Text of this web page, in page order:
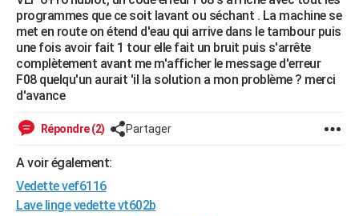
BRICOLAGE
Forum
Aménagement intérieur
Extérieur
Cuisine
Salle de bains
Jardinage
Rangement
WEEK-END
Guides de France
Escapades
Patrimoine
Expositions
Musées
Week-end nature
+LIFESTYLE
Art de vivre
Bien-être
Loisirs
Mode
Modes de vie
SANTE
Alimentation
Guide de la santé
Maladies
Médicaments
Sommeil
VOYAGE
Destinations
City break
Voyage nature
Voyage de noces
Forum
Climat
+PHOTO
GUIDES D'ACHAT
programmes que ce soit lavant ou séchant . La machine se
met en route on étend d'eau qui arrive dans le tambour puis
une fois avoir fait 1 tour elle fait un bruit puis s'arrête
complètement avant me m'afficher le message d'erreur
F08 quelqu'un aurait 'il la solution a mon problème ? merci
d'avance
Répondre (2) Partager
A voir également:
Vedette vef6116
Lave linge vedette vt602b